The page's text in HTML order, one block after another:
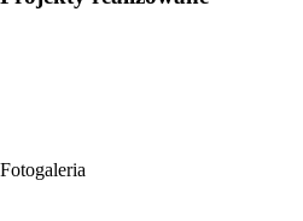
Fotogaleria